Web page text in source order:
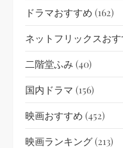
ドラマおすすめ (162)
ネットフリックスお
二階堂ふみ (40)
国内ドラマ (156)
映画おすすめ (452)
映画ランキング(213)